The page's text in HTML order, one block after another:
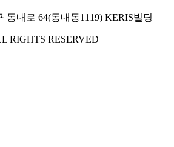
동내로 64(동내동1119) KERIS빌딩
RIGHTS RESERVED